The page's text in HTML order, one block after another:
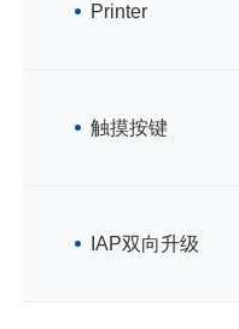
Printer
触摸按键
IAP双向升级